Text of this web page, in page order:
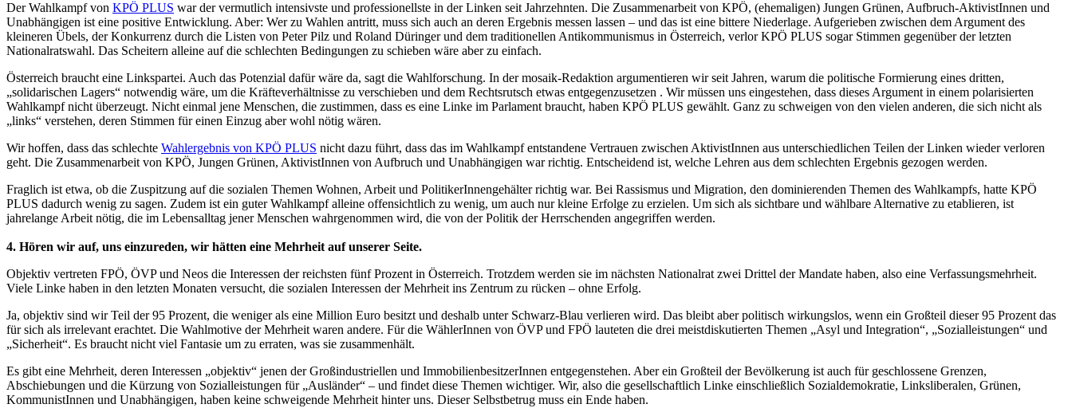
Der Wahlkampf von KPÖ PLUS war der vermutlich intensivste und professionellste in der Linken seit Jahrzehnten. Die Zusammenarbeit von KPÖ, (ehemaligen) Jungen Grünen, Aufbruch-AktivistInnen und
Unabhängigen ist eine positive Entwicklung. Aber: Wer zu Wahlen antritt, muss sich auch an deren Ergebnis messen lassen – und das ist eine bittere Niederlage. Aufgerieben zwischen dem Argument des
kleineren Übels, der Konkurrenz durch die Listen von Peter Pilz und Roland Düringer und dem traditionellen Antikommunismus in Österreich, verlor KPÖ PLUS sogar Stimmen gegenüber der letzten
Nationalratswahl. Das Scheitern alleine auf die schlechten Bedingungen zu schieben wäre aber zu einfach.
Österreich braucht eine Linkspartei. Auch das Potenzial dafür wäre da, sagt die Wahlforschung. In der mosaik-Redaktion argumentieren wir seit Jahren, warum die politische Formierung eines dritten,
„solidarischen Lagers“ notwendig wäre, um die Kräfteverhältnisse zu verschieben und dem Rechtsrutsch etwas entgegenzusetzen . Wir müssen uns eingestehen, dass dieses Argument in einem polarisierten
Wahlkampf nicht überzeugt. Nicht einmal jene Menschen, die zustimmen, dass es eine Linke im Parlament braucht, haben KPÖ PLUS gewählt. Ganz zu schweigen von den vielen anderen, die sich nicht als
„links“ verstehen, deren Stimmen für einen Einzug aber wohl nötig wären.
Wir hoffen, dass das schlechte Wahlergebnis von KPÖ PLUS nicht dazu führt, dass das im Wahlkampf entstandene Vertrauen zwischen AktivistInnen aus unterschiedlichen Teilen der Linken wieder verloren
geht. Die Zusammenarbeit von KPÖ, Jungen Grünen, AktivistInnen von Aufbruch und Unabhängigen war richtig. Entscheidend ist, welche Lehren aus dem schlechten Ergebnis gezogen werden.
Fraglich ist etwa, ob die Zuspitzung auf die sozialen Themen Wohnen, Arbeit und PolitikerInnengehälter richtig war. Bei Rassismus und Migration, den dominierenden Themen des Wahlkampfs, hatte KPÖ
PLUS dadurch wenig zu sagen. Zudem ist ein guter Wahlkampf alleine offensichtlich zu wenig, um auch nur kleine Erfolge zu erzielen. Um sich als sichtbare und wählbare Alternative zu etablieren, ist
jahrelange Arbeit nötig, die im Lebensalltag jener Menschen wahrgenommen wird, die von der Politik der Herrschenden angegriffen werden.
4. Hören wir auf, uns einzureden, wir hätten eine Mehrheit auf unserer Seite.
Objektiv vertreten FPÖ, ÖVP und Neos die Interessen der reichsten fünf Prozent in Österreich. Trotzdem werden sie im nächsten Nationalrat zwei Drittel der Mandate haben, also eine Verfassungsmehrheit.
Viele Linke haben in den letzten Monaten versucht, die sozialen Interessen der Mehrheit ins Zentrum zu rücken – ohne Erfolg.
Ja, objektiv sind wir Teil der 95 Prozent, die weniger als eine Million Euro besitzt und deshalb unter Schwarz-Blau verlieren wird. Das bleibt aber politisch wirkungslos, wenn ein Großteil dieser 95 Prozent das
für sich als irrelevant erachtet. Die Wahlmotive der Mehrheit waren andere. Für die WählerInnen von ÖVP und FPÖ lauteten die drei meistdiskutierten Themen „Asyl und Integration“, „Sozialleistungen“ und
„Sicherheit“. Es braucht nicht viel Fantasie um zu erraten, was sie zusammenhält.
Es gibt eine Mehrheit, deren Interessen „objektiv“ jenen der Großindustriellen und ImmobilienbesitzerInnen entgegenstehen. Aber ein Großteil der Bevölkerung ist auch für geschlossene Grenzen,
Abschiebungen und die Kürzung von Sozialleistungen für „Ausländer“ – und findet diese Themen wichtiger. Wir, also die gesellschaftlich Linke einschließlich Sozialdemokratie, Linksliberalen, Grünen,
KommunistInnen und Unabhängigen, haben keine schweigende Mehrheit hinter uns. Dieser Selbstbetrug muss ein Ende haben.